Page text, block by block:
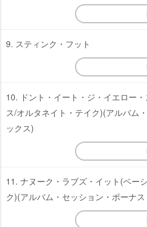
9. スティンク・フット
10. ドント・イート・ジ・イエロー
ス/オルタネイト・テイク)(アルバム
ックス)
11. ナヌーク・ラブズ・イット(ベー
ク)(アルバム・セッション・ボーナ